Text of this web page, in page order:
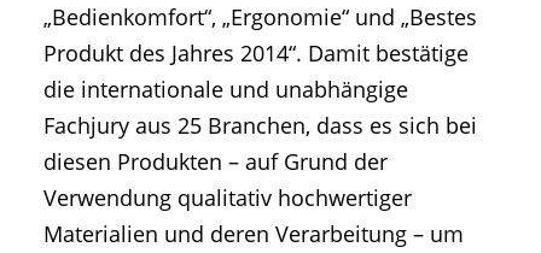
„Bedienkomfort“, „Ergonomie“ und „Bestes
Produkt des Jahres 2014“. Damit bestätige
die internationale und unabhängige
Fachjury aus 25 Branchen, dass es sich bei
diesen Produkten – auf Grund der
Verwendung qualitativ hochwertiger
Materialien und deren Verarbeitung – um